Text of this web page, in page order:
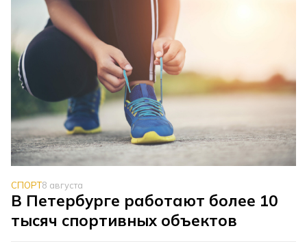
СПОРТ8 августа
В Петербурге работают более 10
тысяч спортивных объектов